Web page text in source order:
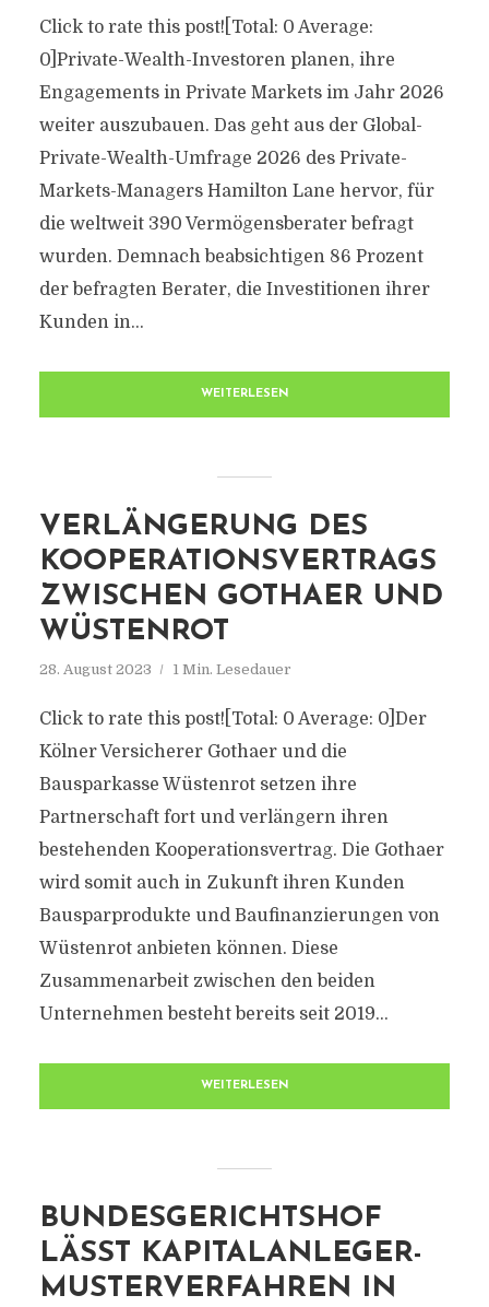
Click to rate this post![Total: 0 Average:
0]Private-Wealth-Investoren planen, ihre
Engagements in Private Markets im Jahr 2026
weiter auszubauen. Das geht aus der Global-
Private-Wealth-Umfrage 2026 des Private-
Markets-Managers Hamilton Lane hervor, für
die weltweit 390 Vermögensberater befragt
wurden. Demnach beabsichtigen 86 Prozent
der befragten Berater, die Investitionen ihrer
Kunden in...
WEITERLESEN
VERLÄNGERUNG DES
KOOPERATIONSVERTRAGS
ZWISCHEN GOTHAER UND
WÜSTENROT
28. August 2023 1 Min. Lesedauer
Click to rate this post![Total: 0 Average: 0]Der
Kölner Versicherer Gothaer und die
Bausparkasse Wüstenrot setzen ihre
Partnerschaft fort und verlängern ihren
bestehenden Kooperationsvertrag. Die Gothaer
wird somit auch in Zukunft ihren Kunden
Bausparprodukte und Baufinanzierungen von
Wüstenrot anbieten können. Diese
Zusammenarbeit zwischen den beiden
Unternehmen besteht bereits seit 2019...
WEITERLESEN
BUNDESGERICHTSHOF
LÄSST KAPITALANLEGER-
MUSTERVERFAHREN IN